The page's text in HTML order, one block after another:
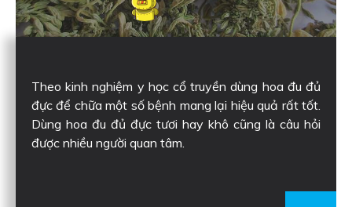
Theo kinh nghiệm y học cổ truyền dùng hoa đu đủ
đực để chữa một số bệnh mang lại hiệu quả rất tốt.
Dùng hoa đu đủ đực tươi hay khô cũng là câu hỏi
được nhiều người quan tâm.